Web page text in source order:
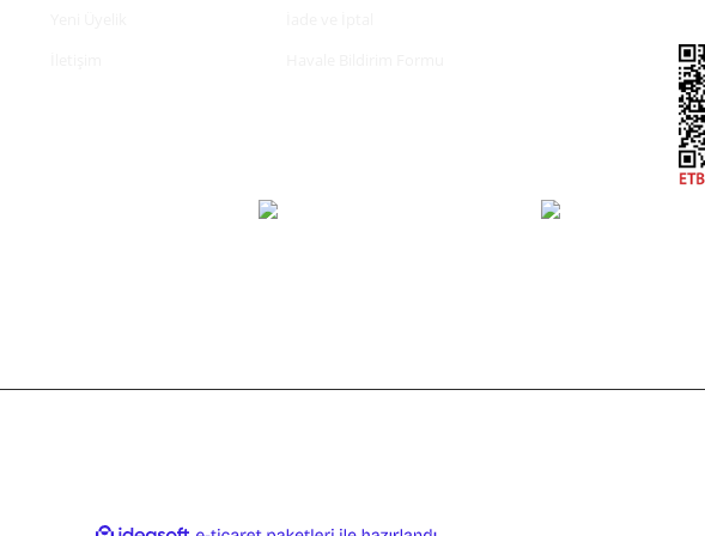
ile korunmaktadır.